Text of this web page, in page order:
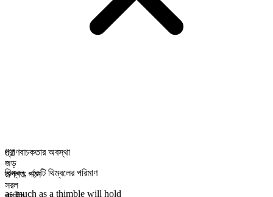
প্রাণবাচকতার অবস্থা
জড়
রূপগত গঠন
সরল
02
থিম্বল,একটি থিম্বলের পরিমাণ
as much as a thimble will hold